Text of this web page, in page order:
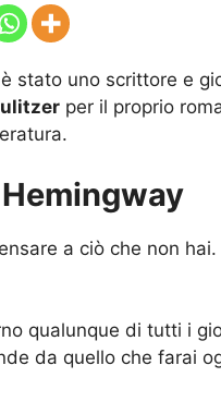
stato uno scrittore e
per il proprio
a ciò che non
qualunque di tutti i
da quello che farai